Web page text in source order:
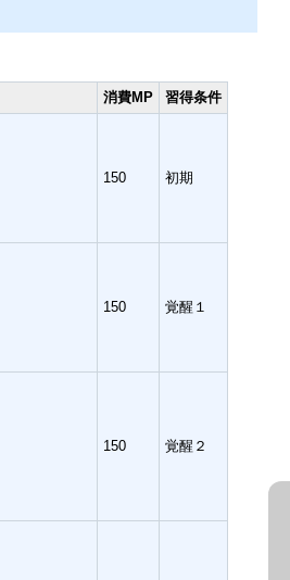
消費MP 習得条件
150 初期
150 覚醒１
150 覚醒２